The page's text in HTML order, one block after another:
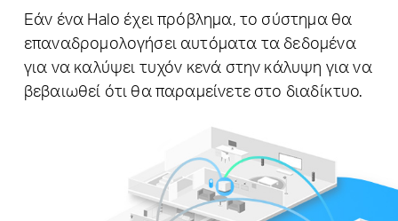
Εάν ένα Halo έχει πρόβλημα, το σύστημα θα
επαναδρομολογήσει αυτόματα τα δεδομένα
για να καλύψει τυχόν κενά στην κάλυψη για να
βεβαιωθεί ότι θα παραμείνετε στο διαδίκτυο.